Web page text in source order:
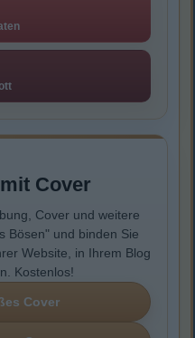
Cover
Cover und weitere
Bösen" und binden Sie
Website, in Ihrem Blog
Kostenlos!